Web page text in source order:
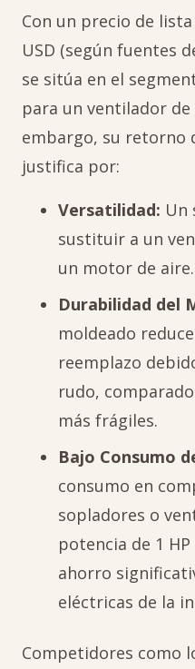
Con un precio de
USD (según fuentes
se sitúa en el
para un ventilador de
embargo, su retorno
justifica por:
Versatilidad: Un
sustituir a un
un motor de aire.
Durabilidad del
moldeado
reemplazo
rudo,
más frágiles.
Bajo Consumo
consumo en
sopladores o
potencia de 1
ahorro
eléctricas de la
Competidores como